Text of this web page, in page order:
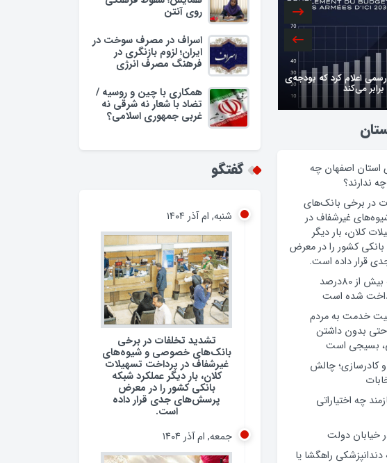
اعلام کرد که بودجه‌ی
می‌کند
یه زندگی حالش خوبه/
استان اصفهان چه
ندارند؟
در برخی بانک‌های
غیرشفاف در
کلان، بار دیگر
کشور را در معرض
قرار داده است.
وام ازدواج به بیش از 80درصد
شده است
خدمت به مردم
حتی بدون داشتن
بسیجی است
چالش
چه اختیاراتی
روی آنتن
اسراف در مصرف سوخت در
ایران؛ لزوم بازنگری در
فرهنگ مصرف انرژی
همکاری با چین و روسیه /
تضاد با شعار نه شرقی نه
غربی جمهوری اسلامی؟
گفتگو
شنبه, ام آذر ۱۴۰۴
تشدید تخلفات در برخی
بانک‌های خصوصی و شیوه‌های
غیرشفاف در پرداخت تسهیلات
کلان، بار دیگر عملکرد شبکه
بانکی کشور را در معرض
پرسش‌های جدی قرار داده
است.
جمعه, ام آذر ۱۴۰۴